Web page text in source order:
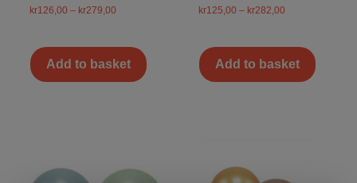
kr126,00 – kr279,00
Add to basket
kr125,00 – kr282,00
Add to basket